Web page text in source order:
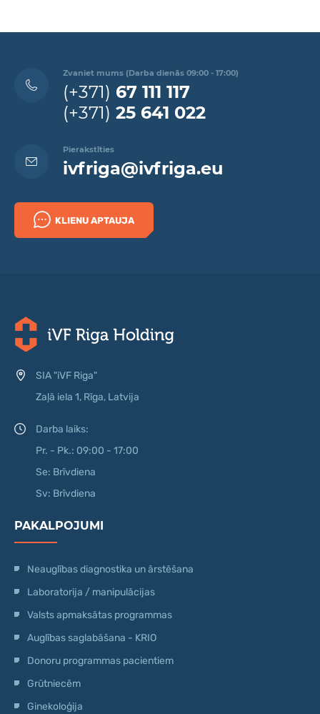
Zvaniet mums (Darba dienās 09:00 - 17:00)
(+371) 67 111 117
(+371) 25 641 022
Pierakstīties
ivfriga@ivfriga.eu
KLIENU APTAUJA
SIA "iVF Riga"
Zaļā iela 1, Rīga, Latvija
Darba laiks:
Pr. - Pk.: 09:00 - 17:00
Se: Brīvdiena
Sv: Brīvdiena
PAKALPOJUMI
Neauglības diagnostika un ārstēšana
Laboratorija / manipulācijas
Valsts apmaksātas programmas
Auglības saglabāšana - KRIO
Donoru programmas pacientiem
Grūtniecēm
Ginekoloģija